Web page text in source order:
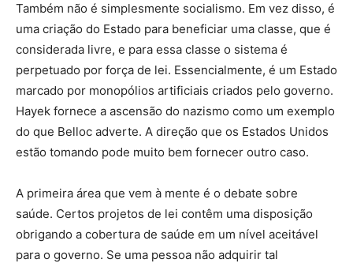
Também não é simplesmente socialismo. Em vez disso, é
uma criação do Estado para beneficiar uma classe, que é
considerada livre, e para essa classe o sistema é
perpetuado por força de lei. Essencialmente, é um Estado
marcado por monopólios artificiais criados pelo governo.
Hayek fornece a ascensão do nazismo como um exemplo
do que Belloc adverte. A direção que os Estados Unidos
estão tomando pode muito bem fornecer outro caso.
A primeira área que vem à mente é o debate sobre
saúde. Certos projetos de lei contêm uma disposição
obrigando a cobertura de saúde em um nível aceitável
para o governo. Se uma pessoa não adquirir tal